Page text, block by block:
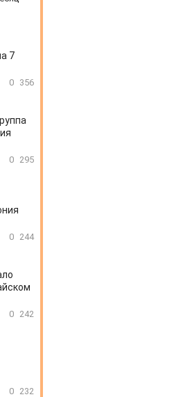
7
0 356
0 295
0 244
0 242
0 232